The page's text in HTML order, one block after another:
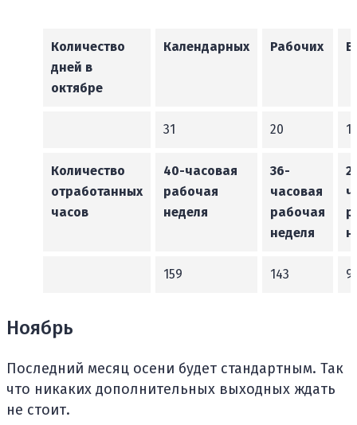
Количество
дней в
октябре
Календарных Рабочих
31 20 11
Количество
отработанных
часов
40-часовая
рабочая
неделя
36-
часовая
рабочая
неделя
159 143
Ноябрь
Последний месяц осени будет стандартным. Так
что никаких дополнительных выходных ждать
не стоит.